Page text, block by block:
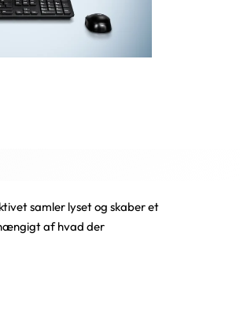
samler lyset og skaber et
af hvad der